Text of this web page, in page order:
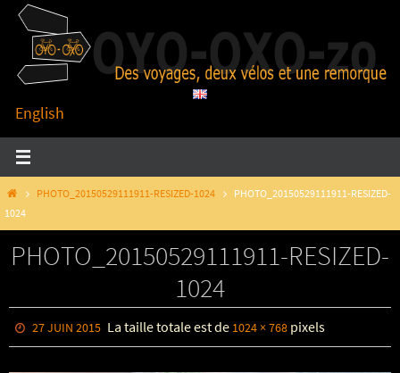
Passer
contenu
English
HOMEPHOTO_20150529111911-RESIZED-1024
PHOTO_20150529111911-RESIZED-
1024
PHOTO_20150529111911-RESIZED-
1024
27 JUIN 2015 La taille totale est de 1024 × 768 pixels